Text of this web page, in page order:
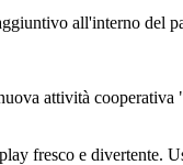
all'interno del
attività
fresco e divertente.